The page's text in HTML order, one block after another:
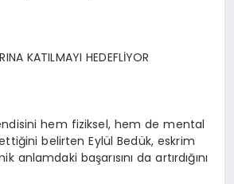
KATILMAYI HEDEFLİYOR
hem fiziksel, hem de mental
belirten Eylül Bedük, eskrim
anlamdaki başarısını da artırdığını